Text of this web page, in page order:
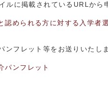
ルに掲載されているURLから
められる方に対する入学者
ンフレット等をお送りいたし
パンフレット